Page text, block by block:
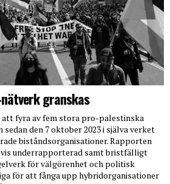
granskas
att fyra av fem stora pro-palestinska
den 7 oktober 2023 i själva verket
biståndsorganisationer. Rapporten
underrapporterad samt bristfälligt
för välgörenhet och politisk
för att fånga upp hybridorganisationer